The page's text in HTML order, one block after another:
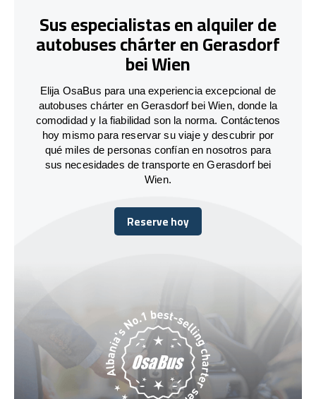
Sus especialistas en alquiler de
autobuses chárter en Gerasdorf
bei Wien
Elija OsaBus para una experiencia excepcional de
autobuses chárter en Gerasdorf bei Wien, donde la
comodidad y la fiabilidad son la norma. Contáctenos
hoy mismo para reservar su viaje y descubrir por
qué miles de personas confían en nosotros para
sus necesidades de transporte en Gerasdorf bei
Wien.
Reserve hoy
Reserve hoy